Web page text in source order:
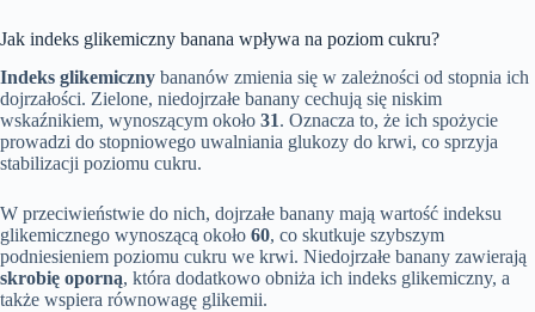
Jak indeks glikemiczny banana wpływa na poziom cukru?
Indeks glikemiczny bananów zmienia się w zależności od stopnia ich
dojrzałości. Zielone, niedojrzałe banany cechują się niskim
wskaźnikiem, wynoszącym około 31. Oznacza to, że ich spożycie
prowadzi do stopniowego uwalniania glukozy do krwi, co sprzyja
stabilizacji poziomu cukru.
W przeciwieństwie do nich, dojrzałe banany mają wartość indeksu
glikemicznego wynoszącą około 60, co skutkuje szybszym
podniesieniem poziomu cukru we krwi. Niedojrzałe banany zawierają
skrobię oporną, która dodatkowo obniża ich indeks glikemiczny, a
także wspiera równowagę glikemii.